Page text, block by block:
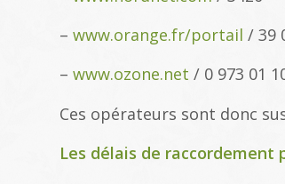
– www.orange.fr/portail / 39
– www.ozone.net / 0 973 01
Ces opérateurs sont donc
Les délais de raccordement